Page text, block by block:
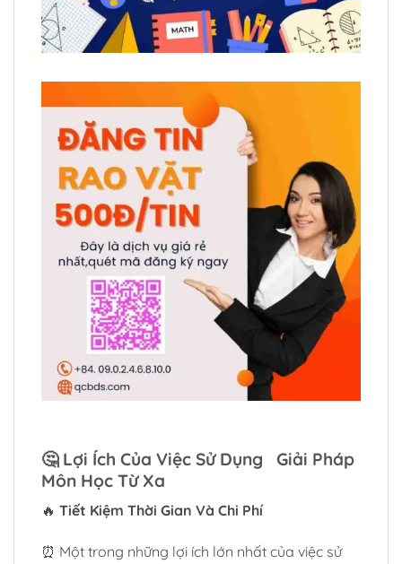
🤔Lợi Ích Của Việc Sử Dụng Giải Pháp
Môn Học Từ Xa
🔥 Tiết Kiệm Thời Gian Và Chi Phí
⏰ Một trong những lợi ích lớn nhất của việc sử